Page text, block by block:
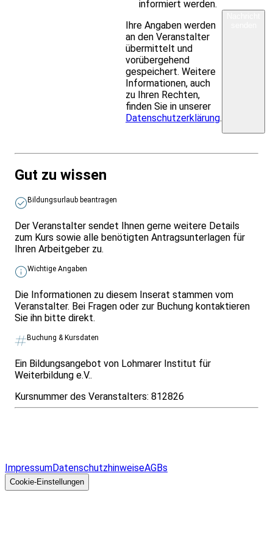
informiert werden.
Ihre Angaben werden
an den Veranstalter
übermittelt und
vorübergehend
gespeichert. Weitere
Informationen, auch
zu Ihren Rechten,
finden Sie in unserer
Datenschutzerklärung.
Gut zu wissen
Bildungsurlaub beantragen
Der Veranstalter sendet Ihnen gerne weitere Details
zum Kurs sowie alle benötigten Antragsunterlagen für
Ihren Arbeitgeber zu.
Wichtige Angaben
Die Informationen zu diesem Inserat stammen vom
Veranstalter. Bei Fragen oder zur Buchung kontaktieren
Sie ihn bitte direkt.
Buchung & Kursdaten
Ein Bildungsangebot von Lohmarer Institut für
Weiterbildung e.V..
Kursnummer des Veranstalters: 812826
ImpressumDatenschutzhinweiseAGBs
Cookie-Einstellungen